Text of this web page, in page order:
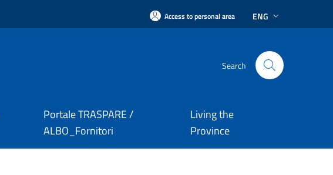
Access to personal area ENG
Search
Portale TRASPARE /
ALBO_Fornitori
Living the
Province